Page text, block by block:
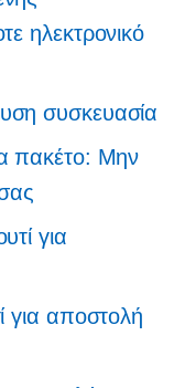
ηλεκτρονικό
συσκευασία
πακέτο: Μην
για
για αποστολή